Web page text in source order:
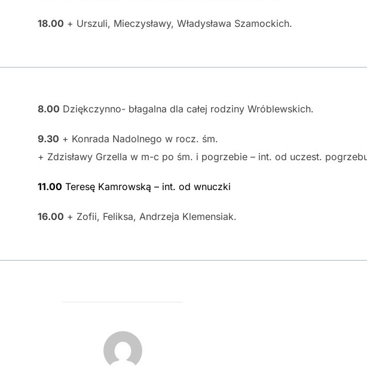
18.00 + Urszuli, Mieczysławy, Władysława Szamockich.
8.00 Dziękczynno- błagalna dla całej rodziny Wróblewskich.
9.30 + Konrada Nadolnego w rocz. śm.
+ Zdzisławy Grzella w m-c po śm. i pogrzebie – int. od uczest.
11.00 Teresę Kamrowską – int. od wnuczki
16.00 + Zofii, Feliksa, Andrzeja Klemensiak.
POST AUTHOR